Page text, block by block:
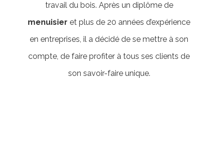
travail du bois. Après un diplôme de
menuisier et plus de 20 années d’expérience
en entreprises, il a décidé de se mettre à son
compte, de faire profiter à tous ses clients de
son savoir-faire unique.